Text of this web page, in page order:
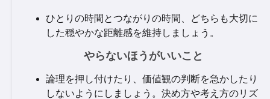
ひとりの時間とつながりの時間、どちらも大切に
した穏やかな距離感を維持しましょう。
やらないほうがいいこと
論理を押し付けたり、価値観の判断を急かしたり
しないようにしましょう。決め方や考え方のリズ